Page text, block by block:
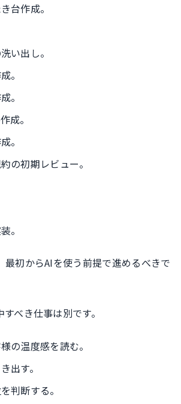
台作成。
い出し。
。
。
成。
。
の初期レビュー。
。
最初からAIを使う前提で進めるべきで
べき仕事は別です。
の温度感を読む。
出す。
判断する。